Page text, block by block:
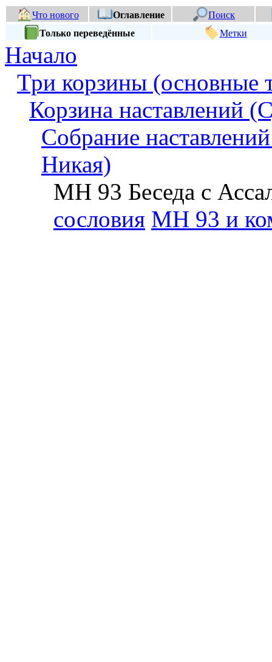
Что нового Оглавление
Поиск
Только переведённые
Метки
Начало
Три корзины (основные
Корзина наставлений
Собрание
Никая)
МН 93 Беседа с
сословия МН 93 и